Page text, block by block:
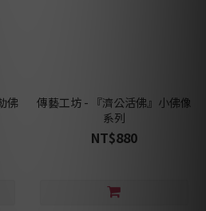
佛
傳藝工坊 - 『濟公活佛』小佛像
系列
NT$880